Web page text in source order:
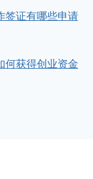
签证有哪些申请
何获得创业资金